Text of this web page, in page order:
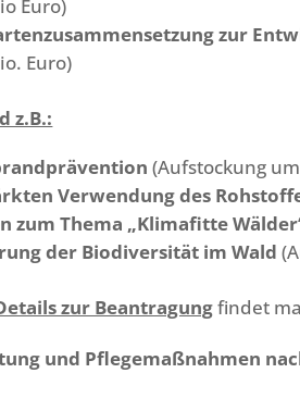
Euro)
zur
Euro)
z.B.:
(Aufstockung
Verwendung des
zum Thema „Klimafitte
der Biodiversität im Wald
zur Beantragungfindet
und Pflegemaßnahmen